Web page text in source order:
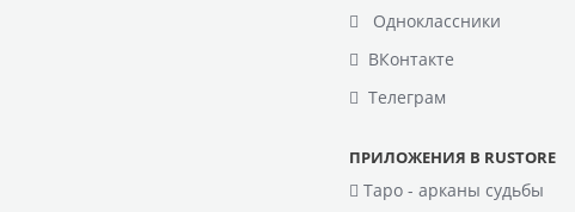
Одноклассники
ВКонтакте
Телеграм
ПРИЛОЖЕНИЯ В RUSTORE
Таро - арканы судьбы